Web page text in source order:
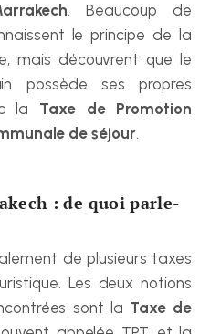
. Beaucoup de
le principe de la
mais découvrent que le
possède ses propres
la Taxe de Promotion
de séjour.
: de quoi parle-
de plusieurs taxes
Les deux notions
sont la Taxe de